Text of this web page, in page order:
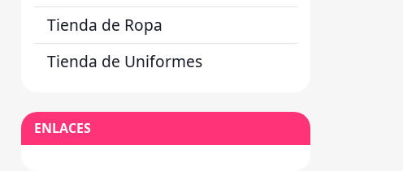
Tienda de Ropa
Tienda de Uniformes
ENLACES